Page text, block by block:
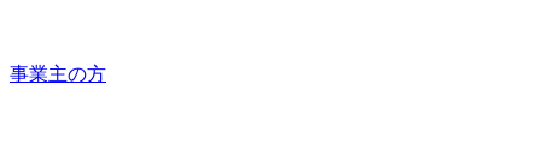
事業主の方